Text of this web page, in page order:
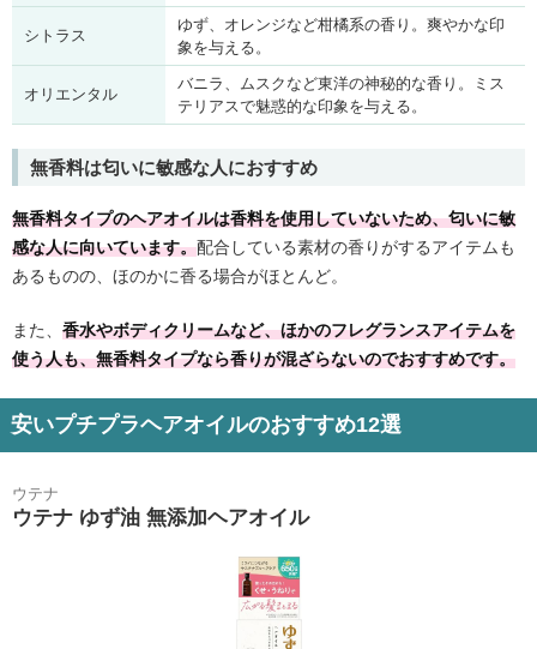
シトラス
ゆず、オレンジなど柑橘系の香り。爽やかな印
象を与える。
オリエンタル
バニラ、ムスクなど東洋の神秘的な香り。ミス
テリアスで魅惑的な印象を与える。
無香料は匂いに敏感な人におすすめ
無香料タイプのヘアオイルは香料を使用していないため、匂いに敏
感な人に向いています。配合している素材の香りがするアイテムも
あるものの、ほのかに香る場合がほとんど。
また、 香水やボディクリームなど、ほかのフレグランスアイテムを
使う人も、無香料タイプなら香りが混ざらないのでおすすめです。
安いプチプラヘアオイルのおすすめ12選
ウテナ
ウテナ ゆず油 無添加ヘアオイル